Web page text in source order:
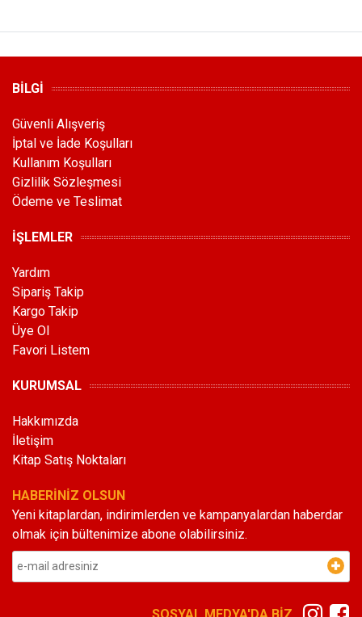
BİLGİ
Güvenli Alışveriş
İptal ve İade Koşulları
Kullanım Koşulları
Gizlilik Sözleşmesi
Ödeme ve Teslimat
İŞLEMLER
Yardım
Sipariş Takip
Kargo Takip
Üye Ol
Favori Listem
KURUMSAL
Hakkımızda
İletişim
Kitap Satış Noktaları
HABERİNİZ OLSUN
Yeni kitaplardan, indirimlerden ve kampanyalardan haberdar
olmak için bültenimize abone olabilirsiniz.